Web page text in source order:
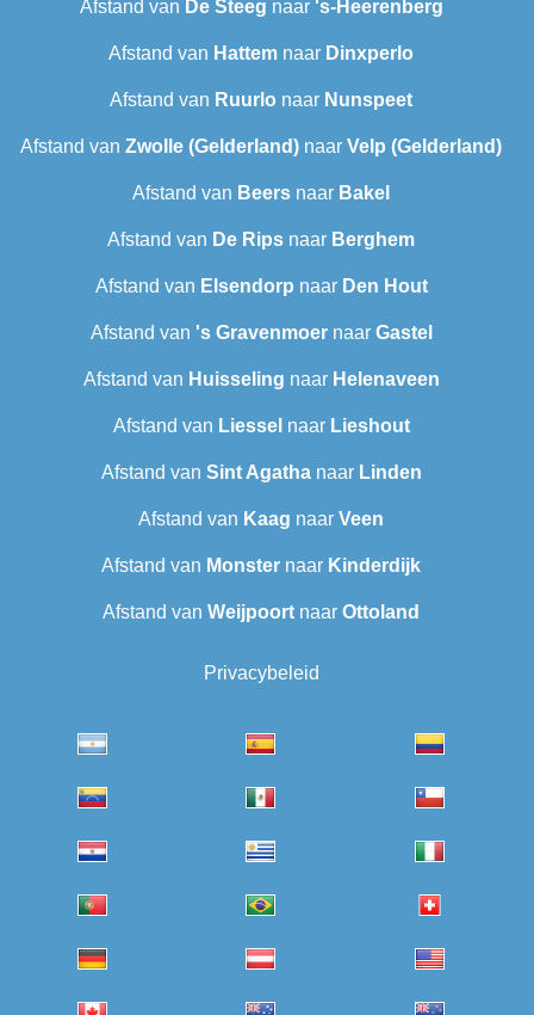
Afstand van De Steeg naar 's-Heerenberg
Afstand van Hattem naar Dinxperlo
Afstand van Ruurlo naar Nunspeet
Afstand van Zwolle (Gelderland) naar Velp (Gelderland)
Afstand van Beers naar Bakel
Afstand van De Rips naar Berghem
Afstand van Elsendorp naar Den Hout
Afstand van 's Gravenmoernaar Gastel
Afstand van Huisseling naar Helenaveen
Afstand van Liessel naar Lieshout
Afstand van Sint Agathanaar Linden
Afstand van Kaag naar Veen
Afstand van Monster naar Kinderdijk
Afstand van Weijpoort naar Ottoland
Privacybeleid